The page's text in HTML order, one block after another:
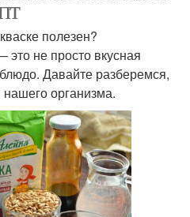
полезен?
не просто вкусная
Давайте разберемся,
организма.